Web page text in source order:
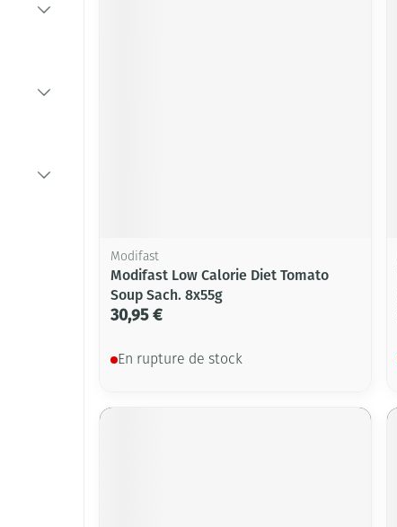
Modifast
Modifast Low Calorie Diet Tomato
Soup Sach. 8x55g
30,95 €
En rupture de stock